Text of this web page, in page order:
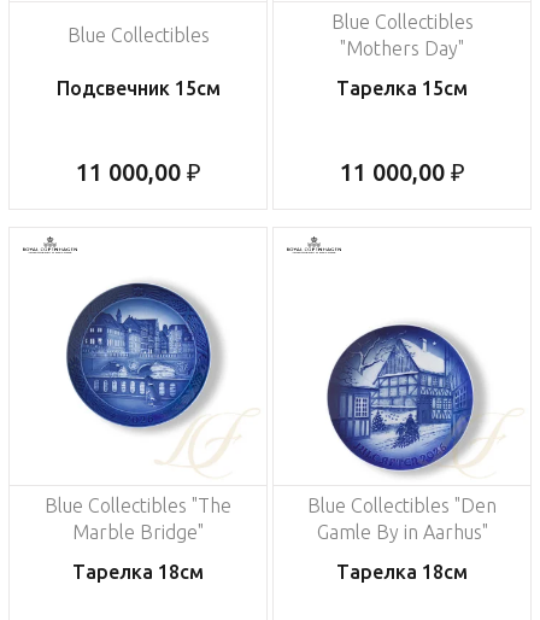
Blue Collectibles
Подсвечник 15см
11 000,00 ₽
Blue Collectibles
"Mothers Day"
Тарелка 15см
11 000,00 ₽
Blue Collectibles "The
Marble Bridge"
Тарелка 18см
Blue Collectibles "Den
Gamle By in Aarhus"
Тарелка 18см